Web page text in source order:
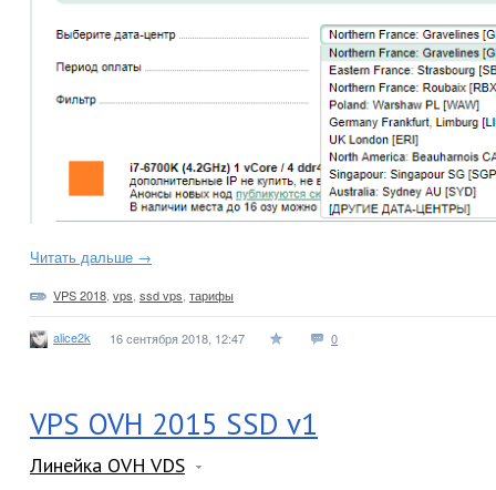
Читать дальше →
VPS 2018, vps, ssd vps, тарифы
alice2k 16 сентября 2018, 12:47 0
VPS OVH 2015 SSD v1
Линейка OVH VDS